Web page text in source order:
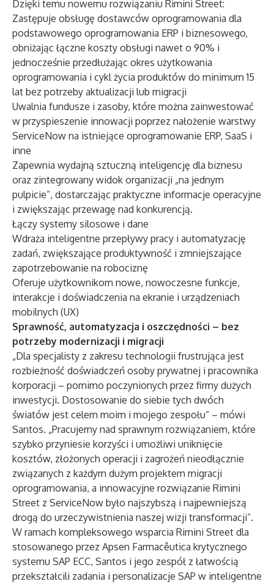
Dzięki temu nowemu rozwiązaniu Rimini Street:
Zastępuje obsługę dostawców oprogramowania dla
podstawowego oprogramowania ERP i biznesowego,
obniżając łączne koszty obsługi nawet o 90% i
jednocześnie przedłużając okres użytkowania
oprogramowania i cykl życia produktów do minimum 15
lat bez potrzeby aktualizacji lub migracji
Uwalnia fundusze i zasoby, które można zainwestować
w przyspieszenie innowacji poprzez nałożenie warstwy
ServiceNow na istniejące oprogramowanie ERP, SaaS i
inne
Zapewnia wydajną sztuczną inteligencję dla biznesu
oraz zintegrowany widok organizacji „na jednym
pulpicie”, dostarczając praktyczne informacje operacyjne
i zwiększając przewagę nad konkurencją.
Łączy systemy silosowe i dane
Wdraża inteligentne przepływy pracy i automatyzację
zadań, zwiększające produktywność i zmniejszające
zapotrzebowanie na robociznę
Oferuje użytkownikom nowe, nowoczesne funkcje,
interakcje i doświadczenia na ekranie i urządzeniach
mobilnych (UX)
Sprawność, automatyzacja i oszczędności – bez
potrzeby modernizacji i migracji
„Dla specjalisty z zakresu technologii frustrująca jest
rozbieżność doświadczeń osoby prywatnej i pracownika
korporacji – pomimo poczynionych przez firmy dużych
inwestycji. Dostosowanie do siebie tych dwóch
światów jest celem moim i mojego zespołu” – mówi
Santos. „Pracujemy nad sprawnym rozwiązaniem, które
szybko przyniesie korzyści i umożliwi uniknięcie
kosztów, złożonych operacji i zagrożeń nieodłącznie
związanych z każdym dużym projektem migracji
oprogramowania, a innowacyjne rozwiązanie Rimini
Street z ServiceNow było najszybszą i najpewniejszą
drogą do urzeczywistnienia naszej wizji transformacji”.
W ramach kompleksowego wsparcia Rimini Street dla
stosowanego przez Apsen Farmacêutica krytycznego
systemu SAP ECC, Santos i jego zespół z łatwością
przekształcili zadania i personalizacje SAP w inteligentne